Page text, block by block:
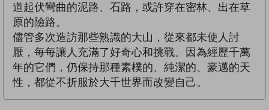
道起伏彎曲的泥路、石路，或許穿在密林、出在草
原的險路。
儘管多次造訪那些熟識的大山，從來都未使人討
厭，每每讓人充滿了好奇心和挑戰。因為經歷千萬
年的它們，仍保持那種素樸的、純潔的、豪邁的天
性，都從不折服於大千世界而改變自己。